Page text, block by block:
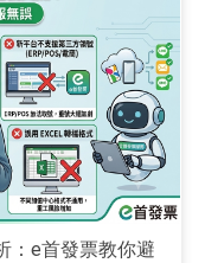
：e首發票教你避